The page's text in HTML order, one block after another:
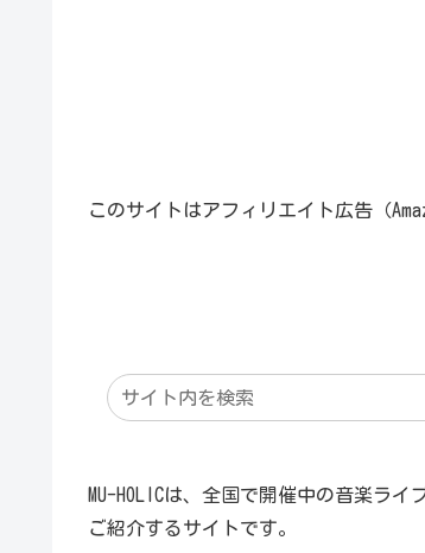
このサイトはアフィリエイト広告（
MU-HOLICは、全国で開催中の音楽ライ
ご紹介するサイトです。